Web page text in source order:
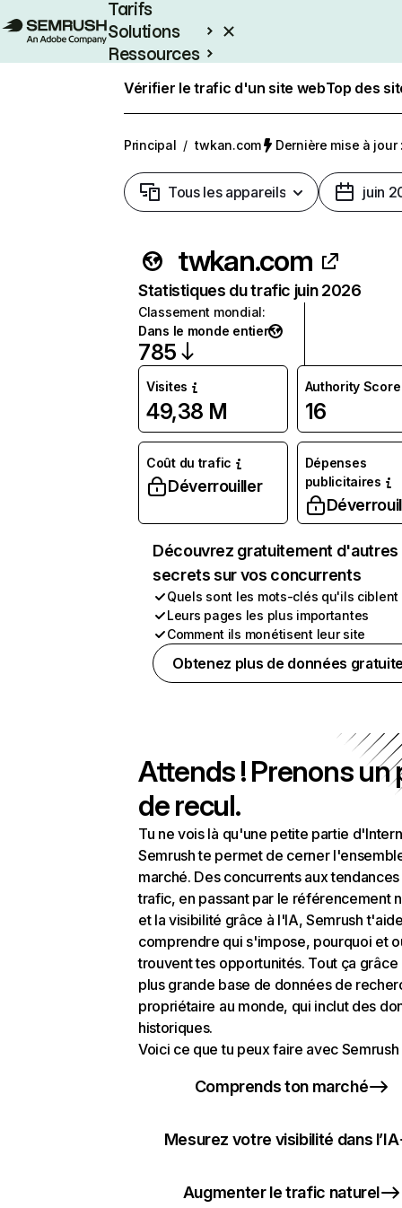
Tarifs
Solutions
Ressources
Vérifier le trafic d'un site webTop des
Principal / twkan.com Dernière mise à jour
Tous les appareils juin
twkan.com
Statistiques du trafic juin 2026
Classement mondial:
Dans le monde entier
785
Visites
49,38 M
Authority Score
16
Coût du trafic
Déverrouiller
Dépenses
publicitaires
Découvrez gratuitement d'autres
secrets sur vos concurrents
Quels sont les mots-clés qu'ils ciblent
Leurs pages les plus importantes
Comment ils monétisent leur site
Obtenez plus de données
Attends ! Prenons un
de recul.
Tu ne vois là qu'une petite partie
Semrush te permet de cerner
marché. Des concurrents aux
trafic, en passant par le référencement
et la visibilité grâce à l'IA, Semrush
comprendre qui s'impose, pourquoi et
trouvent tes opportunités. Tout ça grâce
plus grande base de données de
propriétaire au monde, qui inclut des
historiques.
Voici ce que tu peux faire avec Semrush
Comprends ton marché
Mesurez votre visibilité dans l’IA
Augmenter le trafic naturel